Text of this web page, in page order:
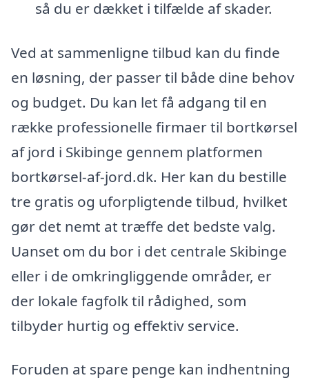
så du er dækket i tilfælde af skader.
Ved at sammenligne tilbud kan du finde
en løsning, der passer til både dine behov
og budget. Du kan let få adgang til en
række professionelle firmaer til bortkørsel
af jord i Skibinge gennem platformen
bortkørsel-af-jord.dk. Her kan du bestille
tre gratis og uforpligtende tilbud, hvilket
gør det nemt at træffe det bedste valg.
Uanset om du bor i det centrale Skibinge
eller i de omkringliggende områder, er
der lokale fagfolk til rådighed, som
tilbyder hurtig og effektiv service.
Foruden at spare penge kan indhentning